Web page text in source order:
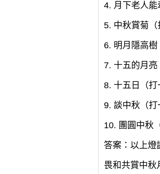
4. 月下老人
5. 中秋賞菊（
6. 明月隱高
7. 十五的月
8. 十五日（
9. 談中秋（
10. 團圓中秋
答案：以上燈
畏和共賞中秋